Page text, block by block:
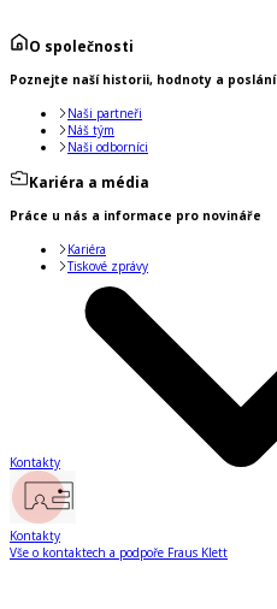
O společnosti
Poznejte naší historii, hodnoty a poslání
Naši partneři
Náš tým
Naši odborníci
Kariéra a média
Práce u nás a informace pro novináře
Kariéra
Tiskové zprávy
Kontakty
Kontakty
Vše o kontaktech a podpoře Fraus Klett